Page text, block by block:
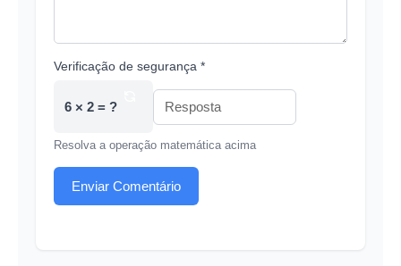
Verificação de segurança *
6 × 2 = ?
Resolva a operação matemática acima
Enviar Comentário